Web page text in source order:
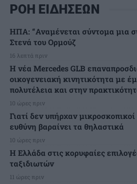
ΡΟΗ ΕΙΔΗΣΕΩΝ
ΗΠΑ: “Αναμένεται σύντομα μια
Στενά του Ορμούζ
16 λεπτά πριν
Η νέα Mercedes GLB
οικογενειακή κινητικότητα με
πολυτέλεια και στην
10 ώρες πριν
Γιατί δεν υπήρχαν
ευθύνη βαραίνει τα θηλαστικά
10 ώρες πριν
Η Ελλάδα στις κορυφαίες
ταξιδιωτών
11 ώρες πριν